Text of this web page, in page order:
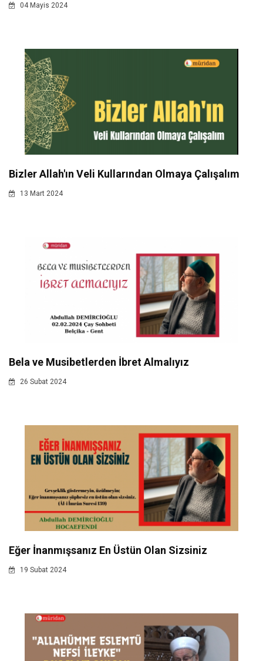
04 Mayis 2024
Bizler Allah'ın Veli Kullarından Olmaya Çalışalım
13 Mart 2024
Bela ve Musibetlerden İbret Almalıyız
26 Subat 2024
Eğer İnanmışsanız En Üstün Olan Sizsiniz
19 Subat 2024